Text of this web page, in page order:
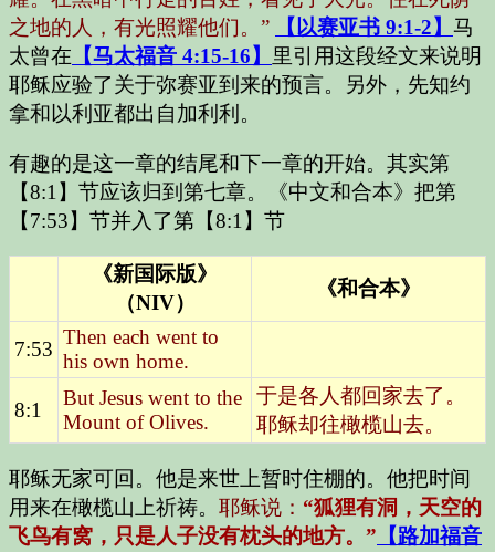
之地的人，有光照耀他们。”
【以赛亚书 9:1-2】 马
太曾在 【马太福音 4:15-16】 里引用这段经文来说明
耶稣应验了关于弥赛亚到来的预言。另外，先知约
拿和以利亚都出自加利利。
有趣的是这一章的结尾和下一章的开始。其实第
【8:1】节应该归到第七章。《中文和合本》把第
【7:53】节并入了第【8:1】节
《新国际版》
（NIV）
《和合本》
7:53
Then each went to
his own home.
8:1
But Jesus went to the
Mount of Olives.
于是各人都回家去了。
耶稣却往橄榄山去。
耶稣无家可回。他是来世上暂时住棚的。他把时间
用来在橄榄山上祈祷。 耶稣说： “狐狸有洞，天空的
飞鸟有窝，只是人子没有枕头的地方。” 【路加福音